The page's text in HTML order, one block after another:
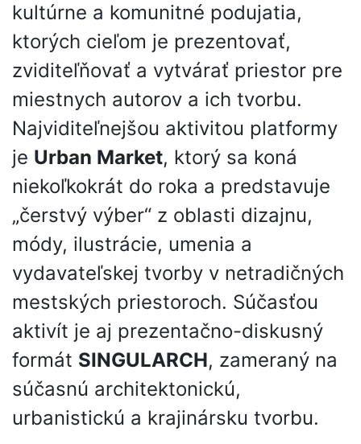
kultúrne a komunitné podujatia,
ktorých cieľom je prezentovať,
zviditeľňovať a vytvárať priestor pre
miestnych autorov a ich tvorbu.
Najviditeľnejšou aktivitou platformy
je Urban Market, ktorý sa koná
niekoľkokrát do roka a predstavuje
„čerstvý výber“ z oblasti dizajnu,
módy, ilustrácie, umenia a
vydavateľskej tvorby v netradičných
mestských priestoroch. Súčasťou
aktivít je aj prezentačno-diskusný
formát SINGULARCH, zameraný na
súčasnú architektonickú,
urbanistickú a krajinársku tvorbu.